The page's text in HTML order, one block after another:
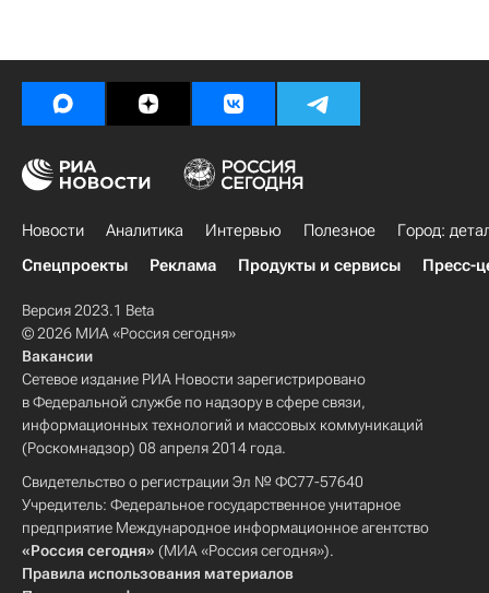
Новости Аналитика Интервью Полезное
Город:
Спецпроекты
Реклама Продукты и сервисы Пресс-
Версия 2023.1 Beta
© 2026 МИА «Россия сегодня»
Вакансии
Сетевое издание РИА Новости зарегистрировано
в Федеральной службе по надзору в сфере связи,
информационных технологий и массовых коммуникаций
(Роскомнадзор) 08 апреля 2014 года.
Свидетельство о регистрации Эл № ФС77-57640
Учредитель: Федеральное государственное унитарное
предприятие Международное информационное агентство
«Россия сегодня» (МИА «Россия сегодня»).
Правила использования материалов